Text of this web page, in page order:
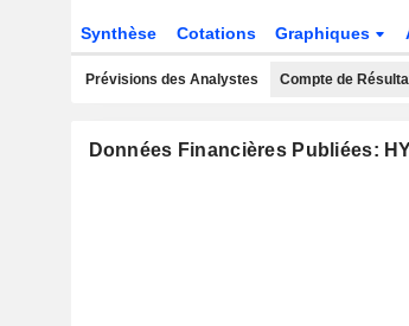
Synthèse Cotations Graphiques
Prévisions des Analystes Compte de
Données Financières Publiées: